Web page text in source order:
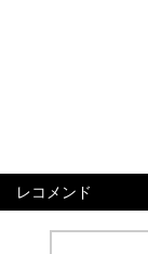
レコメンド